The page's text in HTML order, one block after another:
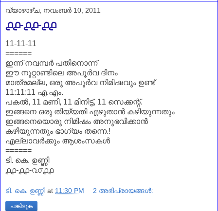
വ്യാഴാഴ്‌ച, നവംബർ 10, 2011
൧൧-൧൧-൧൧
11-11-11
======
ഇന്ന് നവമ്പർ പതിനൊന്ന്
ഈ നൂറ്റാണ്ടിലെ അപൂർവ ദിനം
മാത്രമല്ല, ഒരു അപൂർവ നിമിഷവും ഉണ്ട്
11:11:11 എ.എം.
പകൽ, 11 മണി, 11 മിനിട്ട്, 11 സെക്കന്റ്.
ഇങ്ങനെ ഒരു തിയ്യതി എഴുതാൻ കഴിയുന്നതും
ഇങ്ങനെയൊരു നിമിഷം അനുഭവിക്കാൻ
കഴിയുന്നതും ഭാഗ്യം തന്നെ.!
എല്ലാവർക്കും ആശംസകൾ
======
ടി. കെ. ഉണ്ണി
൧൧-൧൧-൨൦൧൧
ടി. കെ. ഉണ്ണി at 11:30 PM 2 അഭിപ്രായങ്ങൾ:
പങ്കിടുക